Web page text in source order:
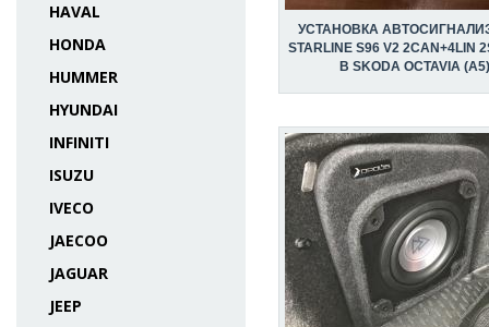
HAVAL
HONDA
HUMMER
HYUNDAI
INFINITI
ISUZU
IVECO
JAECOO
JAGUAR
JEEP
УСТАНОВКА
STARLINE S96 V2 2CAN+4LIN
В SKODA OCTAVIA (A5)